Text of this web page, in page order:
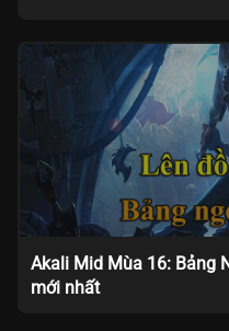
Akali Mid Mùa 16: Bảng
mới nhất